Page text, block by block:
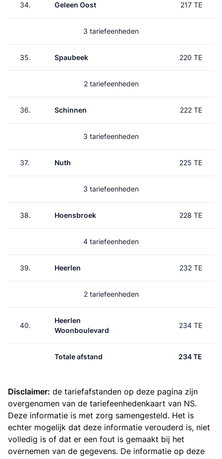
34. Geleen Oost 217 TE
3 tariefeenheden
35. Spaubeek 220 TE
2 tariefeenheden
36. Schinnen 222 TE
3 tariefeenheden
37. Nuth 225 TE
3 tariefeenheden
38. Hoensbroek 228 TE
4 tariefeenheden
39. Heerlen 232 TE
2 tariefeenheden
40.
Heerlen
Woonboulevard
234 TE
Totale afstand 234 TE
Disclaimer: de tariefafstanden op deze pagina zijn
overgenomen van de tariefeenhedenkaart van NS.
Deze informatie is met zorg samengesteld. Het is
echter mogelijk dat deze informatie verouderd is, niet
volledig is of dat er een fout is gemaakt bij het
overnemen van de gegevens. De informatie op deze